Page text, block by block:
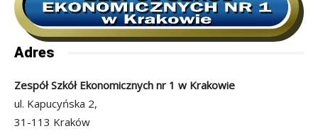
Adres
Zespół Szkół Ekonomicznych nr 1 w Krakowie
ul. Kapucyńska 2,
31-113 Kraków